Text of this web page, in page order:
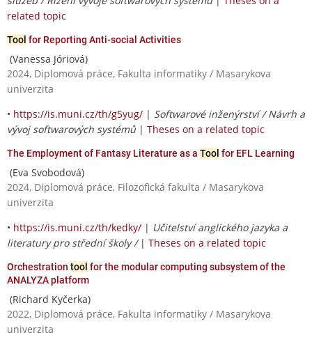
related topic
Tool for Reporting Anti-social Activities
(Vanessa Jóriová)
2024, Diplomová práce, Fakulta informatiky / Masarykova
univerzita
• https://is.muni.cz/th/g5yug/ | Softwarové inženýrství / Návrh a
vývoj softwarových systémů | Theses on a related topic
The Employment of Fantasy Literature as a Tool for EFL Learning
(Eva Svobodová)
2024, Diplomová práce, Filozofická fakulta / Masarykova
univerzita
• https://is.muni.cz/th/kedky/ | Učitelství anglického jazyka a
literatury pro střední školy / | Theses on a related topic
Orchestration tool for the modular computing subsystem of the
ANALYZA platform
(Richard Kyčerka)
2022, Diplomová práce, Fakulta informatiky / Masarykova
univerzita